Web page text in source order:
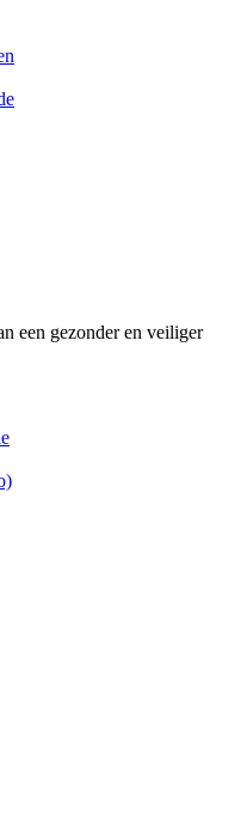
een gezonder en veiliger